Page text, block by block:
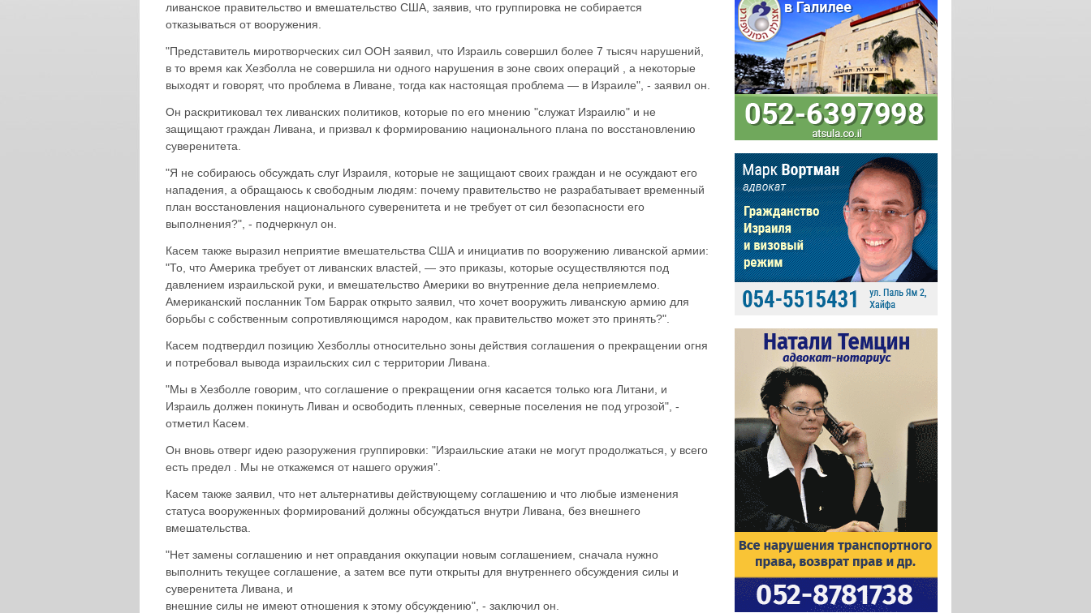
ливанское правительство и вмешательство США, заявив, что группировка не собирается
отказываться от вооружения.
"Представитель миротворческих сил ООН заявил, что Израиль совершил более 7 тысяч нарушений,
в то время как Хезболла не совершила ни одного нарушения в зоне своих операций , а некоторые
выходят и говорят, что проблема в Ливане, тогда как настоящая проблема — в Израиле", - заявил он.
Он раскритиковал тех ливанских политиков, которые по его мнению "служат Израилю" и не
защищают граждан Ливана, и призвал к формированию национального плана по восстановлению
суверенитета.
"Я не собираюсь обсуждать слуг Израиля, которые не защищают своих граждан и не осуждают его
нападения, а обращаюсь к свободным людям: почему правительство не разрабатывает временный
план восстановления национального суверенитета и не требует от сил безопасности его
выполнения?", - подчеркнул он.
Касем также выразил неприятие вмешательства США и инициатив по вооружению ливанской армии:
"То, что Америка требует от ливанских властей, — это приказы, которые осуществляются под
давлением израильской руки, и вмешательство Америки во внутренние дела неприемлемо.
Американский посланник Том Баррак открыто заявил, что хочет вооружить ливанскую армию для
борьбы с собственным сопротивляющимся народом, как правительство может это принять?".
Касем подтвердил позицию Хезболлы относительно зоны действия соглашения о прекращении огня
и потребовал вывода израильских сил с территории Ливана.
"Мы в Хезболле говорим, что соглашение о прекращении огня касается только юга Литани, и
Израиль должен покинуть Ливан и освободить пленных, северные поселения не под угрозой", -
отметил Касем.
Он вновь отверг идею разоружения группировки: "Израильские атаки не могут продолжаться, у всего
есть предел . Мы не откажемся от нашего оружия".
Касем также заявил, что нет альтернативы действующему соглашению и что любые изменения
статуса вооруженных формирований должны обсуждаться внутри Ливана, без внешнего
вмешательства.
"Нет замены соглашению и нет оправдания оккупации новым соглашением, сначала нужно
выполнить текущее соглашение, а затем все пути открыты для внутреннего обсуждения силы и
суверенитета Ливана, и
внешние силы не имеют отношения к этому обсуждению", - заключил он.